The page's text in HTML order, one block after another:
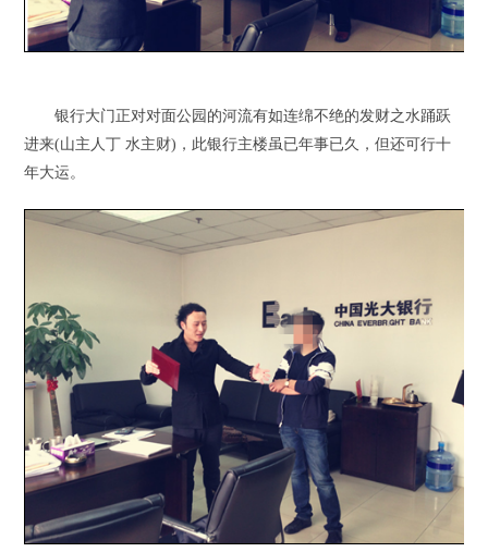
银行大门正对对面公园的河流有如连绵不绝的发财之水踊跃
进来(山主人丁 水主财)，此银行主楼虽已年事已久，但还可行十
年大运。